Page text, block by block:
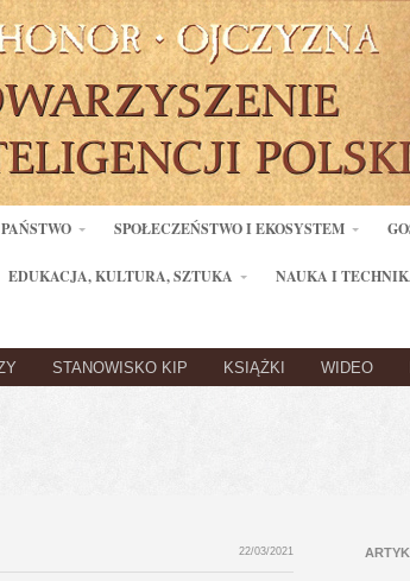
SPOŁECZEŃSTWO I EKOSYSTEM
EDUKACJA, KULTURA, SZTUKA NAUKA I
STANOWISKO KIP KSIĄŻKI WIDEO
22/03/2021